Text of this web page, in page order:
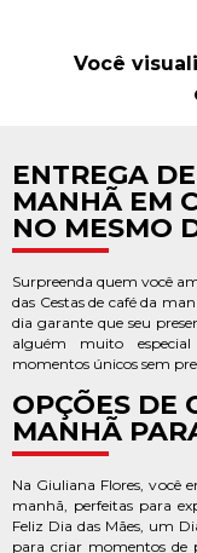
Você
ENTREGA
MANHÃ EM
NO MESMO
Surpreenda quem você
das Cestas de café da
dia garante que seu
alguém muito
momentos únicos sem
OPÇÕES DE
MANHÃ
Na Giuliana Flores, você
manhã, perfeitas para
Feliz Dia das Mães, um
para criar momentos de